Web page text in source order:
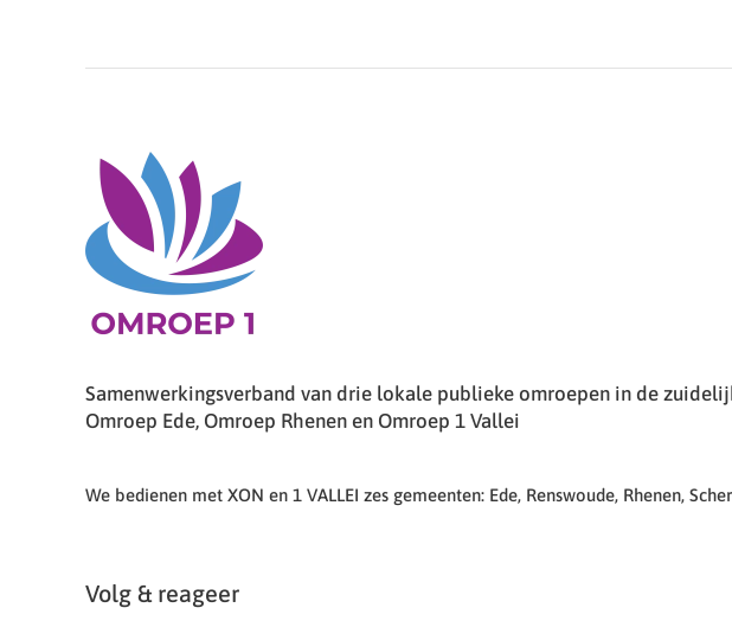
Samenwerkingsverband van drie lokale publieke omroepen in de
Omroep Ede, Omroep Rhenen en Omroep 1 Vallei
We bedienen met XON en 1 VALLEI zes gemeenten: Ede, Renswoude, Rhenen,
Volg & reageer